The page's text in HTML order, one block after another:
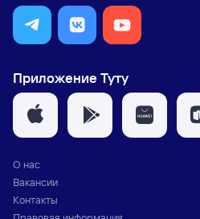
Приложение Туту
О нас
Вакансии
Контакты